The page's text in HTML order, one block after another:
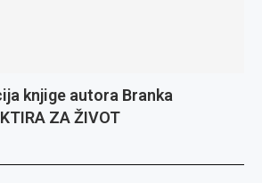
knjige autora Branka
ZA ŽIVOT